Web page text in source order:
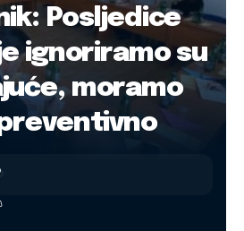
Posljedice
ignoriramo su
moramo